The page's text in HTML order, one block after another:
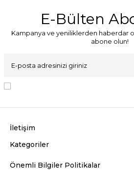
E-Bülten
Kampanya ve yeniliklerden haberdar
abone olun!
İletişim
Kategoriler
Önemli Bilgiler Politikalar